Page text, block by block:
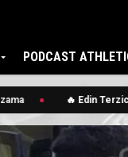
PODCAST
🔥 Edin Terzic